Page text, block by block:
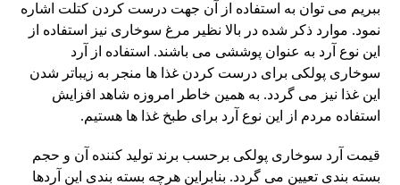
ببریم می توان به استفاده از آن جهت درست کردن کتلت اشاره
نمود. موارد ذکر شده در بالا نظیر مرغ سوخاری نیز استفاده از
این نوع آرد به عنوان پوششی می باشند. استفاده از آرد
سوخاری پولکی برای درست کردن غذا ها منجر به زیباتر شدن
این غذا نیز می گردد. به همین خاطر امروزه شاهد افزایش
استفاده مردم از این نوع آرد برای طبخ غذا ها هستیم.
قیمت آرد سوخاری پولکی برحسب برند تولید کننده آن و حجم
بسته بندی تعیین می گردد. بنابراین هرچه بسته ‌بندی این آردها